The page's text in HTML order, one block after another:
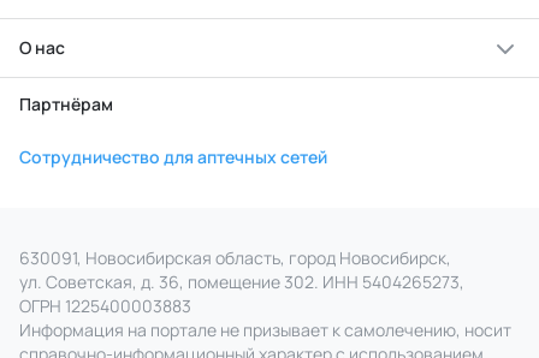
О нас
Партнёрам
Сотрудничество для аптечных сетей
630091, Новосибирская область, город Новосибирск,
ул. Советская, д. 36, помещение 302. ИНН 5404265273,
ОГРН 1225400003883
Информация на портале не призывает к самолечению, носит